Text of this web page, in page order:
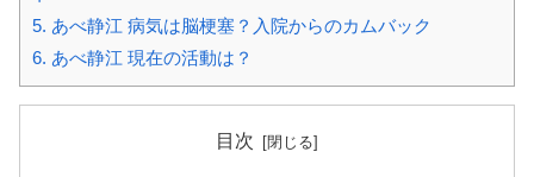
5. あべ静江 病気は脳梗塞？入院からのカムバック
6. あべ静江 現在の活動は？
目次